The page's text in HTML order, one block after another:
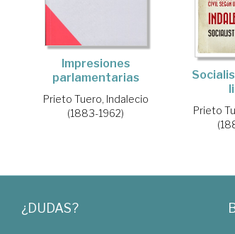
Impresiones
parlamentarias
Prieto Tuero, Indalecio
(1883-1962)
Prieto
¿DUDAS?